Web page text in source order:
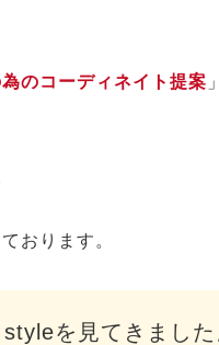
のコーディネイト提案
おります。
を見てきました